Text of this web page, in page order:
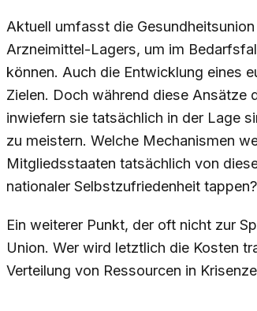
Aktuell umfasst die
Arzneimittel-Lagers, um im
können. Auch die Entwicklung eines
Zielen. Doch während diese Ansätze
inwiefern sie tatsächlich in der Lage
zu meistern. Welche Mechanismen
Mitgliedsstaaten tatsächlich von
nationaler Selbstzufriedenheit tappen?
Ein weiterer Punkt, der oft nicht zur
Union. Wer wird letztlich die Kosten
Verteilung von Ressourcen in